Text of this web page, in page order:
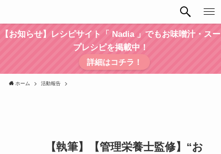
【お知らせ】レシピサイト「 Nadia 」でもお味噌汁・スー
プレシピを掲載中！
詳細はコチラ！
ホーム 活動報告
【執筆】【管理栄養士監修】“お